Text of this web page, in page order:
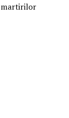
martirilor